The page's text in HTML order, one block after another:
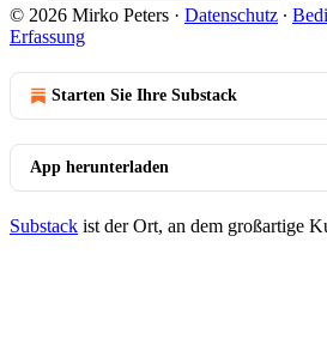
© 2026 Mirko Peters · Datenschutz ∙
Erfassung
Starten Sie Ihre Substack
App herunterladen
Substack ist der Ort, an dem großartige